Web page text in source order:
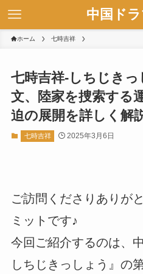
中国ド
ホーム 七時吉祥
七時吉祥-しちじき
文、陸家を捜索する
迫の展開を詳しく解
七時吉祥 2025年3月6日
ご訪問くださりありが
ミットです♪
今回ご紹介するのは、
しちじきっしょう』の